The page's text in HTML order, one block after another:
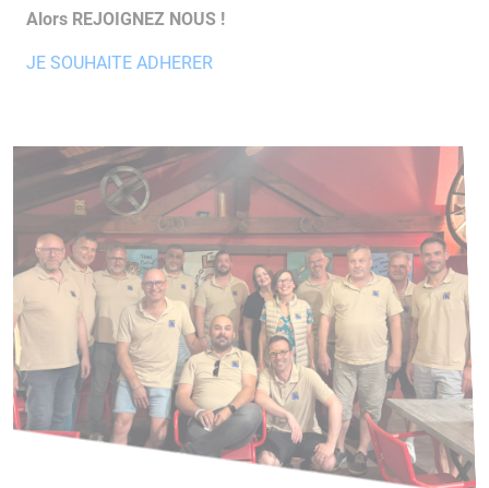
Alors REJOIGNEZ NOUS !
JE SOUHAITE ADHERER